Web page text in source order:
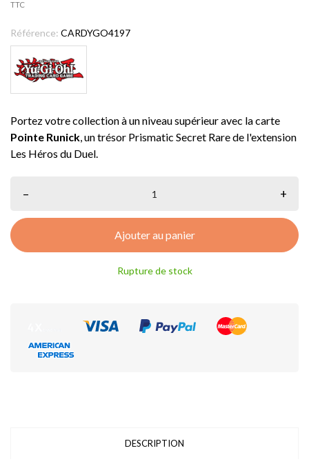
TTC
Référence: CARDYGO4197
Portez votre collection à un niveau supérieur avec la carte
Pointe Runick, un trésor Prismatic Secret Rare de l'extension
Les Héros du Duel.
– +
Ajouter au panier
Rupture de stock
DESCRIPTION